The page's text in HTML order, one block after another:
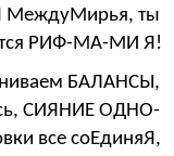
МеждуМирья, ты
РИФ-МА-МИ Я!
БАЛАНСЫ,
СИЯНИЕ ОДНО-
все соЕдиняЯ,